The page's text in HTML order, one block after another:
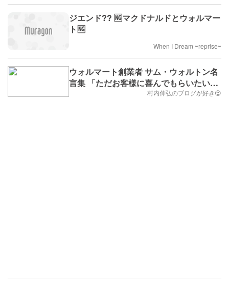
ジエンド?? 🆖マクドナルドとウォルマー
ト🆖
When I Dream ~reprise~
ウォルマート創業者 サム・ウォルトン名
言集 「ただお客様に喜んでもらいたいだ
村内伸弘のブログが好き😍